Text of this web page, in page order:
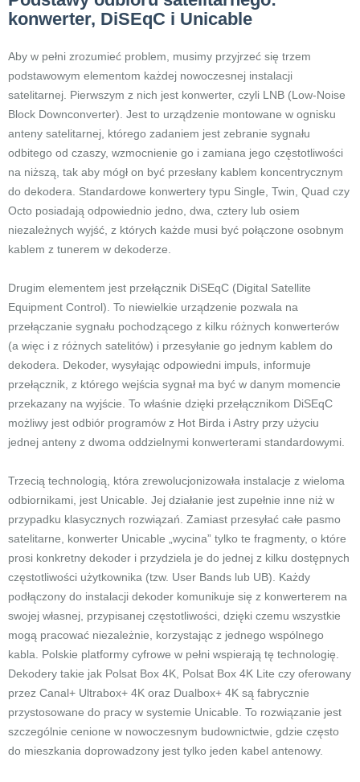
konwerter, DiSEqC i Unicable
Aby w pełni zrozumieć problem, musimy przyjrzeć się trzem
podstawowym elementom każdej nowoczesnej instalacji
satelitarnej. Pierwszym z nich jest konwerter, czyli LNB (Low-Noise
Block Downconverter). Jest to urządzenie montowane w ognisku
anteny satelitarnej, którego zadaniem jest zebranie sygnału
odbitego od czaszy, wzmocnienie go i zamiana jego częstotliwości
na niższą, tak aby mógł on być przesłany kablem koncentrycznym
do dekodera. Standardowe konwertery typu Single, Twin, Quad czy
Octo posiadają odpowiednio jedno, dwa, cztery lub osiem
niezależnych wyjść, z których każde musi być połączone osobnym
kablem z tunerem w dekoderze.
Drugim elementem jest przełącznik DiSEqC (Digital Satellite
Equipment Control). To niewielkie urządzenie pozwala na
przełączanie sygnału pochodzącego z kilku różnych konwerterów
(a więc i z różnych satelitów) i przesyłanie go jednym kablem do
dekodera. Dekoder, wysyłając odpowiedni impuls, informuje
przełącznik, z którego wejścia sygnał ma być w danym momencie
przekazany na wyjście. To właśnie dzięki przełącznikom DiSEqC
możliwy jest odbiór programów z Hot Birda i Astry przy użyciu
jednej anteny z dwoma oddzielnymi konwerterami standardowymi.
Trzecią technologią, która zrewolucjonizowała instalacje z wieloma
odbiornikami, jest Unicable. Jej działanie jest zupełnie inne niż w
przypadku klasycznych rozwiązań. Zamiast przesyłać całe pasmo
satelitarne, konwerter Unicable „wycina” tylko te fragmenty, o które
prosi konkretny dekoder i przydziela je do jednej z kilku dostępnych
częstotliwości użytkownika (tzw. User Bands lub UB). Każdy
podłączony do instalacji dekoder komunikuje się z konwerterem na
swojej własnej, przypisanej częstotliwości, dzięki czemu wszystkie
mogą pracować niezależnie, korzystając z jednego wspólnego
kabla. Polskie platformy cyfrowe w pełni wspierają tę technologię.
Dekodery takie jak Polsat Box 4K, Polsat Box 4K Lite czy oferowany
przez Canal+ Ultrabox+ 4K oraz Dualbox+ 4K są fabrycznie
przystosowane do pracy w systemie Unicable. To rozwiązanie jest
szczególnie cenione w nowoczesnym budownictwie, gdzie często
do mieszkania doprowadzony jest tylko jeden kabel antenowy.